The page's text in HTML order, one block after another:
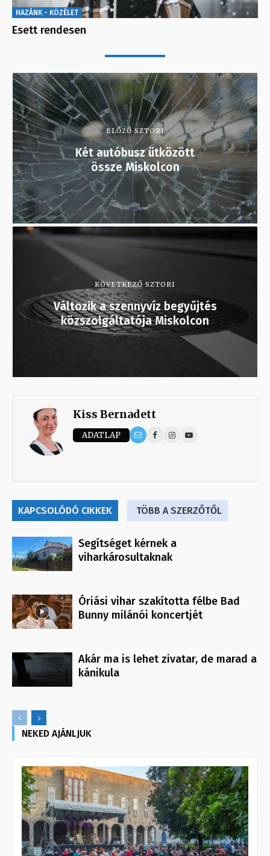
HAZÁNK - KÖZÉLET
Esett rendesen
ELŐZŐ SZTORI
Két autóbusz ütközött
össze Miskolcon
KÖVETKEZŐ SZTORI
Változik a szennyvíz begyűjtés
közszolgáltatója Miskolcon
Kiss Bernadett
ADATLAP
KAPCSOLÓDÓ CIKKEK TÖBB A SZERZŐTŐL
Segítséget kérnek a
viharkárosultaknak
Óriási vihar szakította félbe Bad
Bunny milánói koncertjét
Akár ma is lehet zivatar, de marad a
kánikula
NEKED AJÁNLJUK